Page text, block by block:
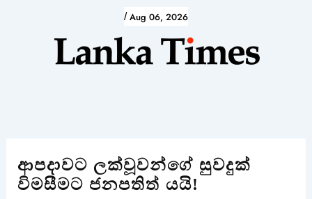
/ Aug 06, 2026
ආපදාවට ලක්වූවන්ගේ සුවදුක්
විමසීමට ජනපතිත් යයි!